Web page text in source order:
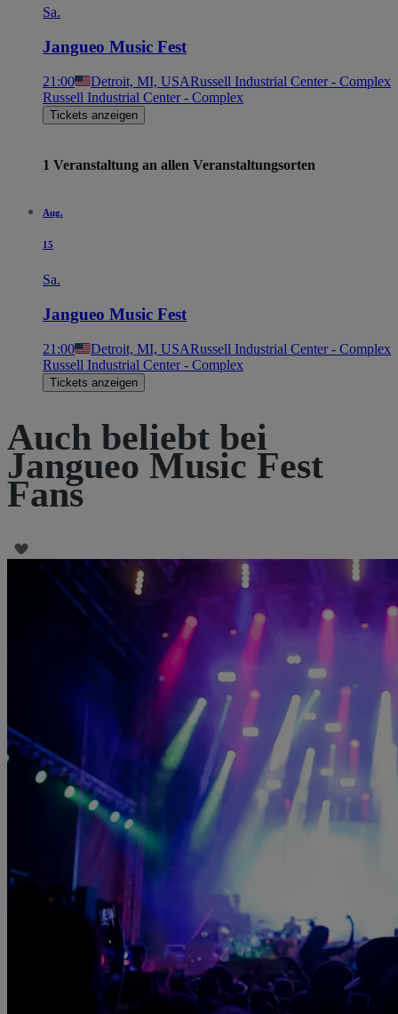
Sa.
Jangueo Music Fest
21:00 Detroit, MI, USARussell Industrial Center - Complex
Russell Industrial Center - Complex
Tickets anzeigen
1 Veranstaltung an allen Veranstaltungsorten
Aug.
15
Sa.
Jangueo Music Fest
21:00 Detroit, MI, USARussell Industrial Center - Complex
Russell Industrial Center - Complex
Tickets anzeigen
Auch beliebt bei
Jangueo Music Fest
Fans